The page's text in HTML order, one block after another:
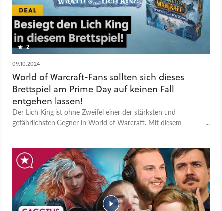
2
09.10.2024
World of Warcraft-Fans sollten sich dieses
Brettspiel am Prime Day auf keinen Fall
entgehen lassen!
Der Lich King ist ohne Zweifel einer der stärksten und
gefährlichsten Gegner in World of Warcraft. Mit diesem
aller Zeiten.